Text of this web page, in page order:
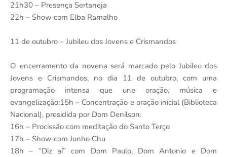
21h30 – Presença Sertaneja
22h – Show com Elba Ramalho
11 de outubro – Jubileu dos Jovens e Crismandos
O encerramento da novena será marcado pelo Jubileu dos
Jovens e Crismandos, no dia 11 de outubro, com uma
programação intensa que une oração, música e
evangelização:15h – Concentração e oração inicial (Biblioteca
Nacional), presidida por Dom Denilson.
16h – Procissão com meditação do Santo Terço
17h – Show com Junho Chu
18h – “Diz aí” com Dom Paulo, Dom Antonio e Dom